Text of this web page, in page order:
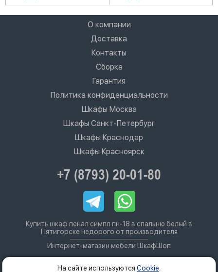
О компании
Доставка
Контакты
Сборка
Гарантия
Политика конфиденциальности
Шкафы Москва
Шкафы Санкт-Петербург
Шкафы Краснодар
Шкафы Красноярск
+7 (8793) 20-01-80
Купить шкаф пенал симпл пн-18 в спальню белый в
Пятигорске недорого от производителя
Интернет-магазин мебели ШкафШоп
На сайте используются Cookie